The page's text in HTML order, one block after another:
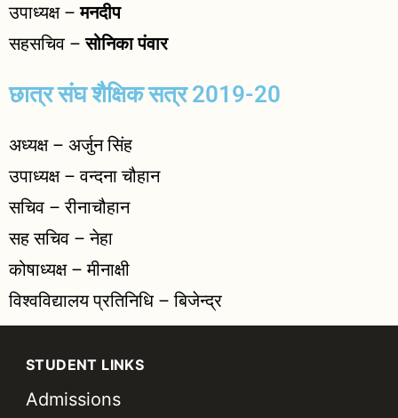
उपाध्यक्ष –मनदीप
सहसचिव –सोनिका पंवार
छात्र संघ शैक्षिक सत्र 2019-20
अध्यक्ष – अर्जुन सिंह
उपाध्यक्ष – वन्दना चौहान
सचिव – रीनाचौहान
सह सचिव – नेहा
कोषाध्यक्ष – मीनाक्षी
विश्वविद्यालय प्रतिनिधि – बिजेन्द्र
STUDENT LINKS
Admissions